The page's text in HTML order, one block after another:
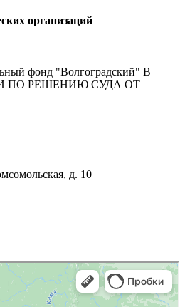
организаций
фонд "Волгоградский" В
ПО РЕШЕНИЮ СУДА ОТ
д. 10